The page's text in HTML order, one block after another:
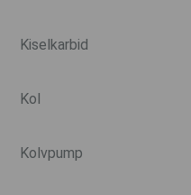
Kiselkarbid
Kol
Kolvpump